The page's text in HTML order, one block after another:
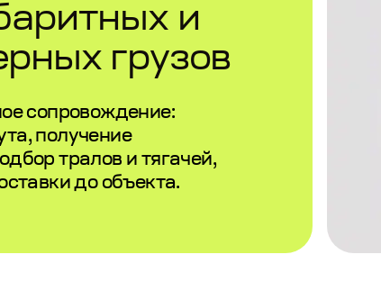
и
грузов
сопровождение:
получение
тралов и тягачей,
до объекта.